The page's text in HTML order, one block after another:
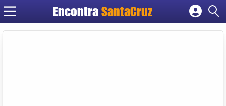
Encontra
Cadastrar empresa